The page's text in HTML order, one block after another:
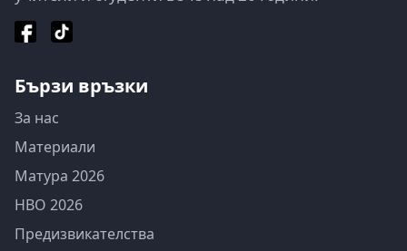
Бързи връзки
За нас
Материали
Матура 2026
НВО 2026
Предизвикателства